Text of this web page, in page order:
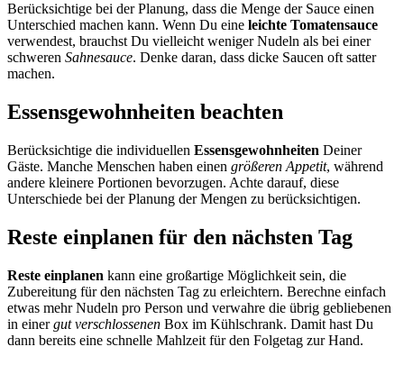
Berücksichtige bei der Planung, dass die Menge der Sauce einen
Unterschied machen kann. Wenn Du eine leichte Tomatensauce
verwendest, brauchst Du vielleicht weniger Nudeln als bei einer
schweren Sahnesauce. Denke daran, dass dicke Saucen oft satter
machen.
Essensgewohnheiten beachten
Berücksichtige die individuellen Essensgewohnheiten Deiner
Gäste. Manche Menschen haben einen größeren Appetit, während
andere kleinere Portionen bevorzugen. Achte darauf, diese
Unterschiede bei der Planung der Mengen zu berücksichtigen.
Reste einplanen für den nächsten Tag
Reste einplanen kann eine großartige Möglichkeit sein, die
Zubereitung für den nächsten Tag zu erleichtern. Berechne einfach
etwas mehr Nudeln pro Person und verwahre die übrig gebliebenen
in einergut verschlossenen Box im Kühlschrank. Damit hast Du
dann bereits eine schnelle Mahlzeit für den Folgetag zur Hand.